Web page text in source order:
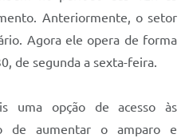
de Igualdade Racial
Anteriormente, o setor
Agora ele opera de forma
de segunda a sexta-feira.
uma opção de acesso às
de aumentar o amparo e